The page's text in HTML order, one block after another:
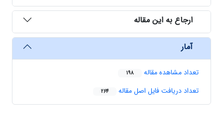
ارجاع به این مقاله
آمار
تعداد مشاهده مقاله 198
تعداد دریافت فایل اصل مقاله 264